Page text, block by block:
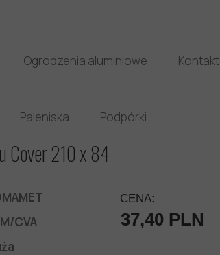
Ogrodzenia aluminiowe Kontakt
CENA:
Paleniska Podpórki
CVA
37,40 PLN
Cover 210 x 84